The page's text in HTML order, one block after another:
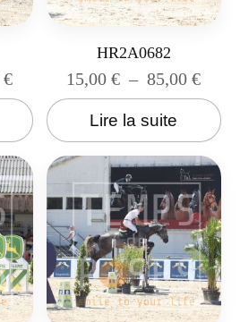
€
HR2A0682
15,00€ – 85,00€
Lire la suite